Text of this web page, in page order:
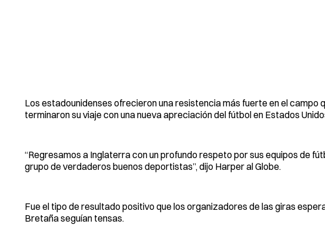
Los estadounidenses ofrecieron una resistencia más fuerte en el campo
terminaron su viaje con una nueva apreciación del fútbol en Estados
“Regresamos a Inglaterra con un profundo respeto por sus equipos de
grupo de verdaderos buenos deportistas”, dijo Harper al Globe.
Fue el tipo de resultado positivo que los organizadores de las giras
Bretaña seguían tensas.